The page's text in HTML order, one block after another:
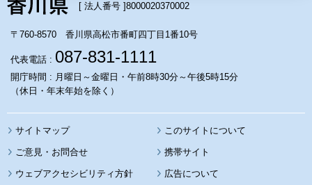
[ 法人番号 ]8000020370002
〒760-8570 香川県高松市番町四丁目1番10号
代表電話 : 087-831-1111
開庁時間 : 月曜日～金曜日・午前8時30分～午後5時15分
（休日・年末年始を除く）
サイトマップ このサイトについて
携帯サイト
ウェブアクセシビリティ方針 広告について